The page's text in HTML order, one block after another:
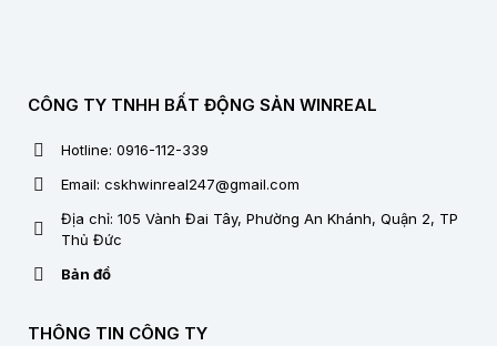
CÔNG TY TNHH BẤT ĐỘNG SẢN WINREAL
Hotline: 0916-112-339
Email: cskhwinreal247@gmail.com
Địa chỉ: 105 Vành Đai Tây, Phường An Khánh, Quận 2, TP
Thủ Đức
Bản đồ
THÔNG TIN CÔNG TY